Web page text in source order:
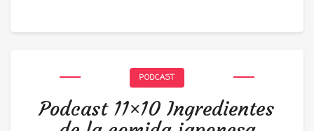
PODCAST
Podcast 11×10 Ingredientes